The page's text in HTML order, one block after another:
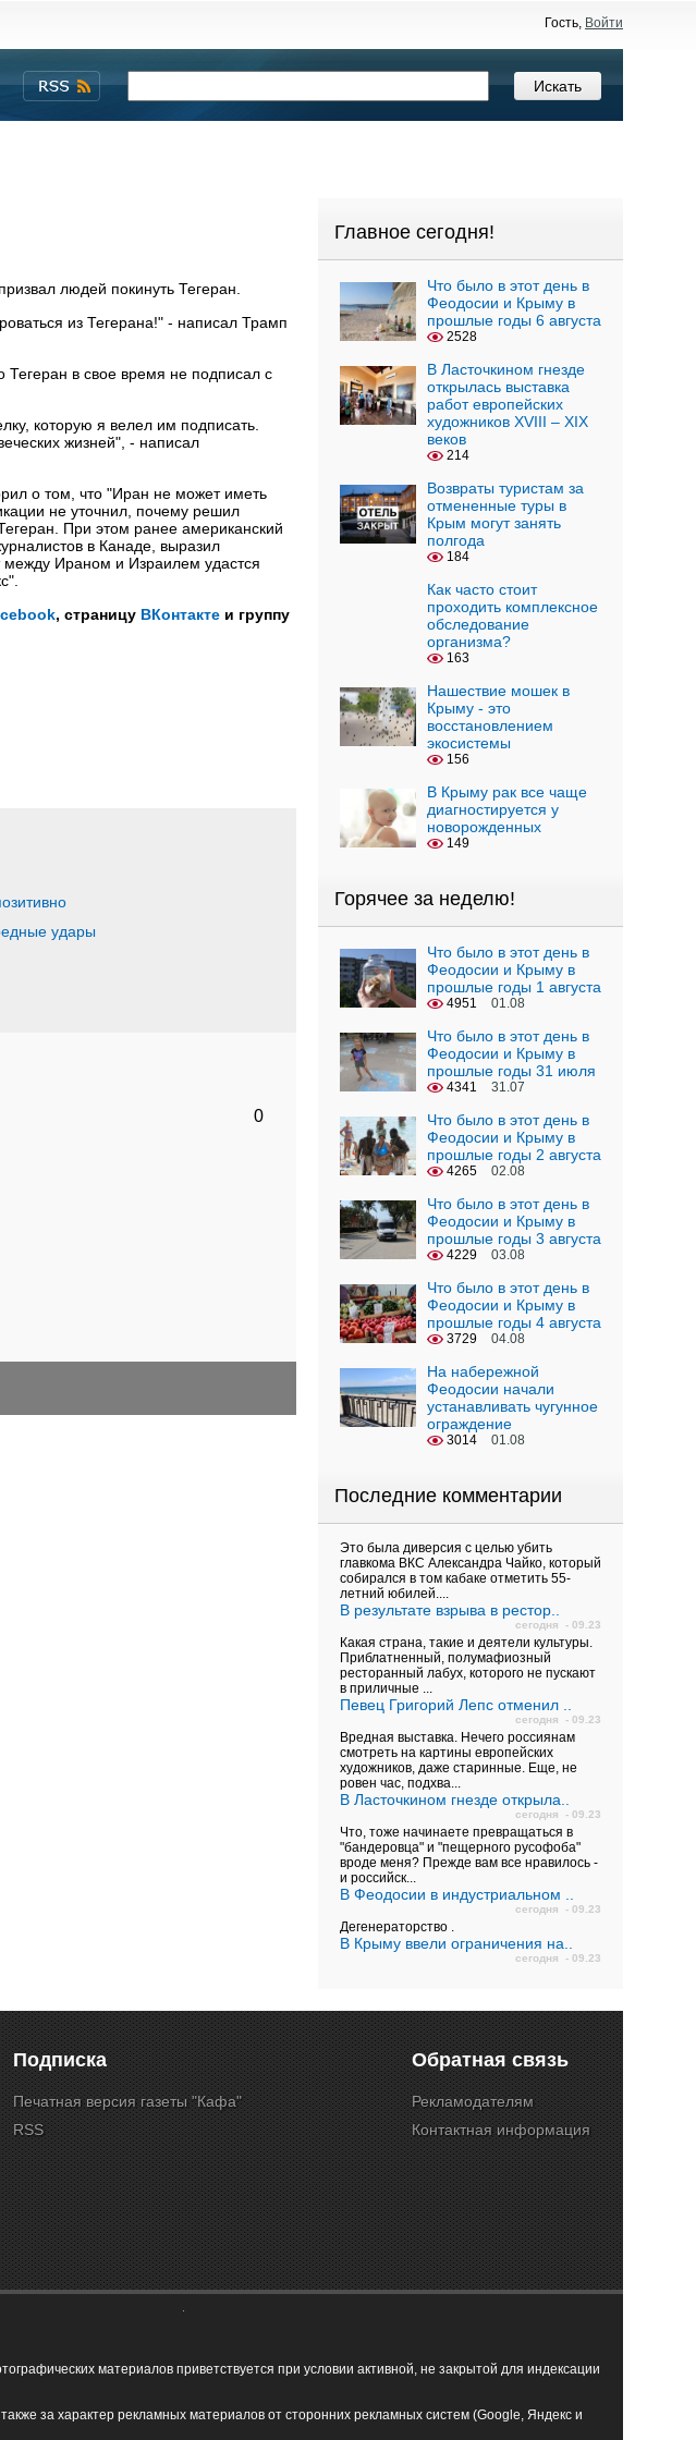
Гость, Войти
людей покинуть Тегеран.
из Тегерана!" - написал Трамп
Тегеран в свое время не подписал с
которую я велел им подписать.
жизн‌‌‌‌​​‌​‌‌​‍‌‌‌‌​​‌‌​​‌‍‌‌‌‌​​‌‌‌‌​‍‌‌‌‌​​​​‌‌‌‍‌‌‌‌‌​​​‌​‌‍‌‌‌‌‌​​​‌​‌‍‌‌‌‌​​‌​‌‌​‍‌‌‌‌​​‌‌​​‌‍‌‌‌‌​​‌‌‌‌​‍‌‌‌‌​​​​‌‌‌‍‌‌‌‌‌​‌​​‌​‍‌‌‌‌​​‌​‌‌​‍‌‌‌‌​​​‌‌​​‍‌‌‌‌‌​‌​​​‌‍‌‌‌‌​​​‌‌​​‍‌‌‌‌​​‌​​‌‌‍‌‌‌‌​​‌‌​‌​‍‌‌‌‌​​​‌‌‌‌‍‌‌‌‌​​‌​​​‌‍‌‌‌‌​​‌‌​‌​‍‌‌‌‌​​​‌​​‌‍‌‌‌‌​​‌‌‌‌​ей", - написал
о том, что "Иран не может иметь
не уточнил, почему решил
При этом ранее американский
в Канаде, выразил
между Ираном и Израилем удастся
, страницу ВКонтакте и группу
удары
0
Главное сегодня!
Что было в этот день в
Феодосии и Крыму в
прошлые годы 6 августа
2528
В Ласточкином гнезде
открылась выставка
работ европейских
художников XVIII – XIX
веков
214
Возвраты туристам за
отмененные туры в
Крым могут занять
полгода
184
Как часто стоит
проходить комплексное
обследование
организма?
163
Нашествие мошек в
Крыму - это
восстановлением
экосистемы
156
В Крыму рак все чаще
диагностируется у
новорожденных
149
Горячее за неделю!
Что было в этот день в
Феодосии и Крыму в
прошлые годы 1 августа
4951 01.08
Что было в этот день в
Феодосии и Крыму в
прошлые годы 31 июля
4341 31.07
Что было в этот день в
Феодосии и Крыму в
прошлые годы 2 августа
4265 02.08
Что было в этот день в
Феодосии и Крыму в
прошлые годы 3 августа
4229 03.08
Что было в этот день в
Феодосии и Крыму в
прошлые годы 4 августа
3729 04.08
На набережной
Феодосии начали
устанавливать чугунное
ограждение
3014 01.08
Последние комментарии
Это была диверсия с целью убить
главкома ВКС Александра Чайко, который
собирался в том кабаке отметить 55-
летний юбилей....
В результате взрыва в рестор..
сегодня - 09.23
Какая страна, такие и деятели культуры.
Приблатненный, полумафиозный
ресторанный лабух, которого не пускают
в приличные ...
Певец Григорий Лепс отменил ..
сегодня - 09.23
Вредная выставка. Нечего россиянам
смотреть на картины европейских
художников, даже старинные. Еще, не
ровен час, подхва...
В Ласточкином гнезде открыла..
сегодня - 09.23
Что, тоже начинаете превращаться в
"бандеровца" и "пещерного русофоба"
вроде меня? Прежде вам все нравилось -
и российск...
В Феодосии в индустриальном ..
сегодня - 09.23
Дегенераторство .
В Крыму ввели ограничения на..
сегодня - 09.23
Подписка
Печатная версия газеты "Кафа"
RSS
Обратная связь
Рекламодателям
Контактная информация
материалов приветствуется при условии активной, не закрытой для индексации
за характер рекламных материалов от сторонних рекламных систем (Google, Яндекс и